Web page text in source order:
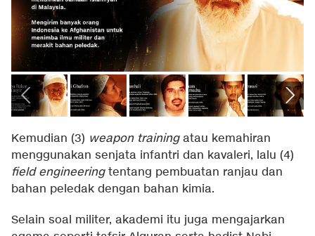
Kemudian (3) weapon trainingatau kemahiran
menggunakan senjata infantri dan kavaleri, lalu (4)
field engineeringtentang pembuatan ranjau dan
bahan peledak dengan bahan kimia.
Selain soal militer, akademi itu juga mengajarkan